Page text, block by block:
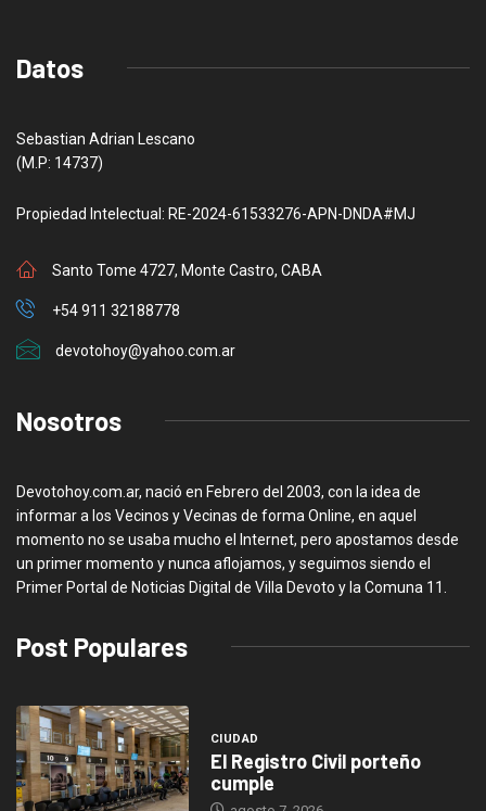
Datos
Sebastian Adrian Lescano
(M.P: 14737)
Propiedad Intelectual: RE-2024-61533276-APN-DNDA#MJ
Santo Tome 4727, Monte Castro, CABA
+54 911 32188778
devotohoy@yahoo.com.ar
Nosotros
Devotohoy.com.ar, nació en Febrero del 2003, con la idea de
informar a los Vecinos y Vecinas de forma Online, en aquel
momento no se usaba mucho el Internet, pero apostamos desde
un primer momento y nunca aflojamos, y seguimos siendo el
Primer Portal de Noticias Digital de Villa Devoto y la Comuna 11.
Post Populares
CIUDAD
El Registro Civil porteño
cumple